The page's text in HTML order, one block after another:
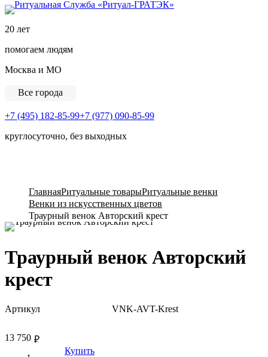
20 лет
помогаем людям
Москва и МО
Все города
+7 (495) 182-85-99+7 (977) 090-85-99
круглосуточно, без выходных
ГлавнаяРитуальные товарыРитуальные венки
Венки из искусственных цветов
Траурный венок Авторский крест
Траурный венок Авторский
крест
Артикул VNK-AVT-Krest
₽
13 750
Купить